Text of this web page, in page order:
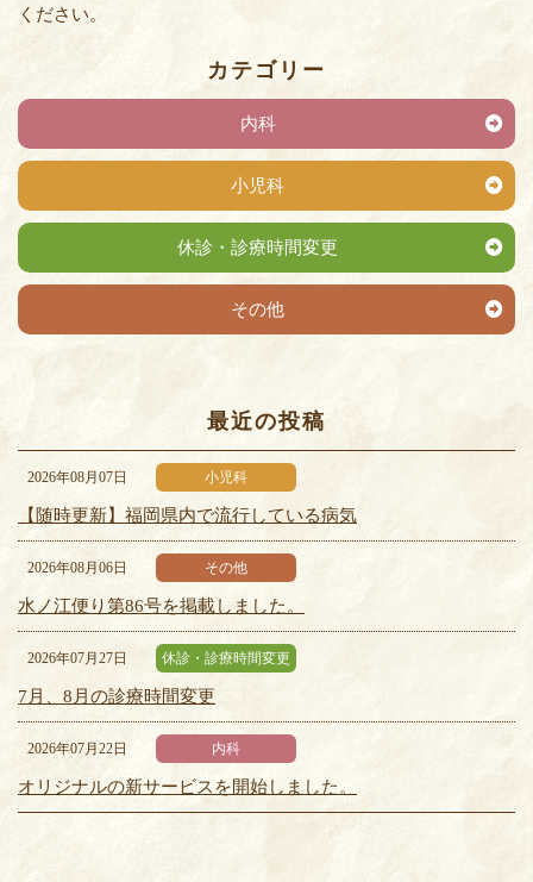
ください。
カテゴリー
内科
小児科
休診・診療時間変更
その他
最近の投稿
2026年08月07日 小児科
【随時更新】福岡県内で流行している病気
2026年08月06日 その他
水ノ江便り第86号を掲載しました。
2026年07月27日 休診・診療時間変更
7月、8月の診療時間変更
2026年07月22日 内科
オリジナルの新サービスを開始しました。